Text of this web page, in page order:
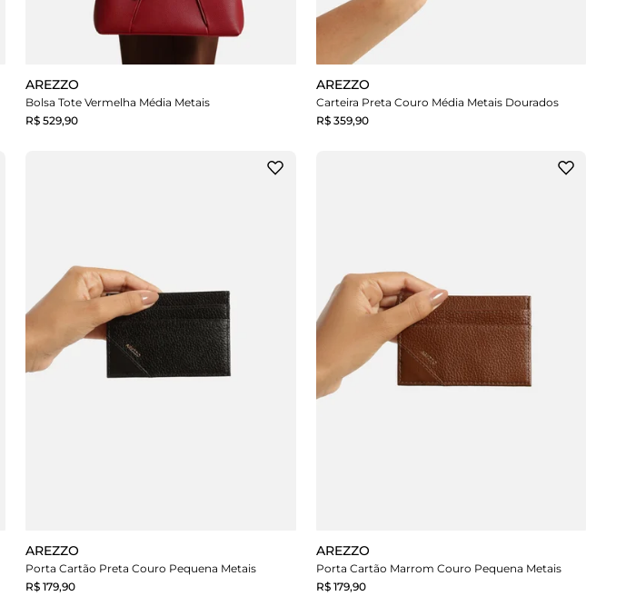
AREZZO
Bolsa Tote Vermelha Média Metais
R$ 529,90
AREZZO
Carteira Preta Couro Média Metais Dourados
R$ 359,90
AREZZO
Porta Cartão Preta Couro Pequena Metais
R$ 179,90
AREZZO
Porta Cartão Marrom Couro Pequena Metais
R$ 179,90